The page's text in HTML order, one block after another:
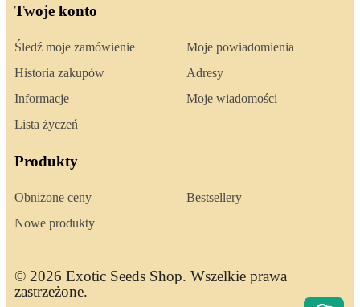
Twoje konto
Śledź moje zamówienie
Historia zakupów
Informacje
Lista życzeń
Moje powiadomienia
Adresy
Moje wiadomości
Produkty
Obniżone ceny
Nowe produkty
Bestsellery
© 2026 Exotic Seeds Shop. Wszelkie prawa
zastrzeżone.